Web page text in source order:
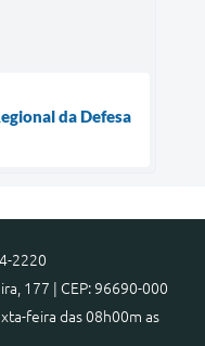
da Defesa
2220
177 | CEP: 96690-000
feira das 08h00m as